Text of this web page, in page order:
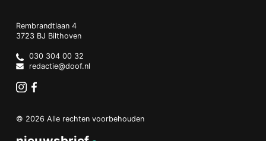
Doof.nl
work
Rembrandtlaan 4
3723 BJ Bilthoven
Netherlands
030 304 00 32
redactie@doof.nl
© 2026 Alle rechten voorbehouden